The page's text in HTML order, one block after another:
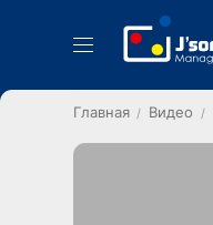
Главная Видео